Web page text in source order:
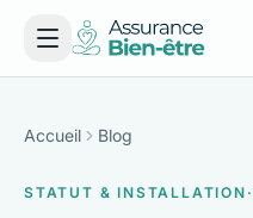
Accueil Blog
STATUT & INSTALLATION ·